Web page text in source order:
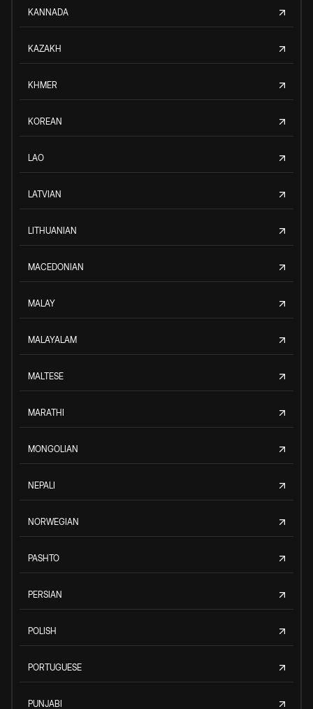
KANNADA
KAZAKH
KHMER
KOREAN
LAO
LATVIAN
LITHUANIAN
MACEDONIAN
MALAY
MALAYALAM
MALTESE
MARATHI
MONGOLIAN
NEPALI
NORWEGIAN
PASHTO
PERSIAN
POLISH
PORTUGUESE
PUNJABI